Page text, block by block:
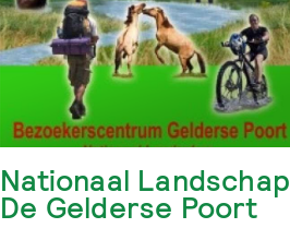
Nationaal Landschap
De Gelderse Poort